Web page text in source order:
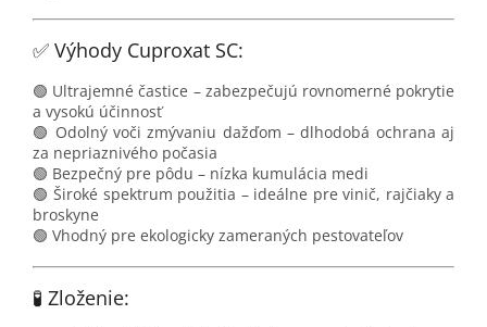
✅ Výhody Cuproxat SC:
🟢 Ultrajemné častice – zabezpečujú rovnomerné pokrytie
a vysokú účinnosť
🟢 Odolný voči zmývaniu dažďom – dlhodobá ochrana aj
za nepriaznivého počasia
🟢 Bezpečný pre pôdu – nízka kumulácia medi
🟢 Široké spektrum použitia – ideálne pre vinič, rajčiaky a
broskyne
🟢 Vhodný pre ekologicky zameraných pestovateľov
🧪 Zloženie: